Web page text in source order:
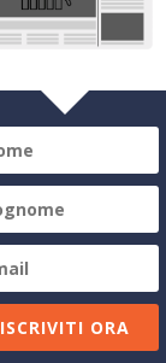
ISCRIVITI ORA